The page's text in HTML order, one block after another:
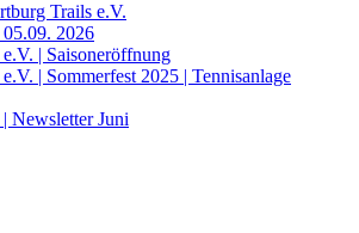
Trails e.V.
05.09. 2026
| Saisoneröffnung
| Sommerfest 2025 | Tennisanlage
Newsletter Juni